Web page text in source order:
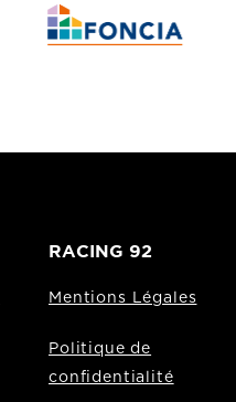
RACING 92
Mentions Légales
Politique de
confidentialité